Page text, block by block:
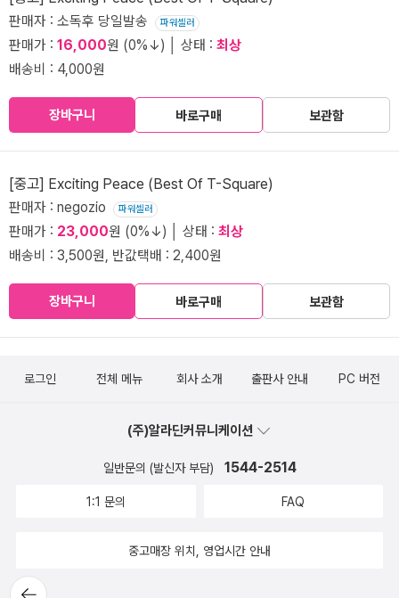
판매자 : 소독후 당일발송 파워셀러
판매가 : 16,000원 (0%↓) │ 상태 : 최상
배송비 : 4,000원
장바구니 바로구매 보관함
[중고] Exciting Peace (Best Of T-Square)
판매자 : negozio 파워셀러
판매가 : 23,000원 (0%↓) │ 상태 : 최상
배송비 : 3,500원, 반값택배 : 2,400원
장바구니 바로구매 보관함
뒤로가
로그인 전체 메뉴 회사 소개 출판사 안내 PC 버전
(주)알라딘커뮤니케이션
일반문의 (발신자 부담) 1544-2514
1:1 문의 FAQ
중고매장 위치, 영업시간 안내